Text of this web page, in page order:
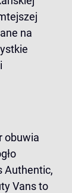
na
obuwia
Authentic,
Vans to